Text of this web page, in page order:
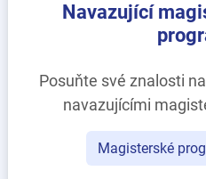
Navazující
Posuňte své znalosti
navazujícími
Magisterské